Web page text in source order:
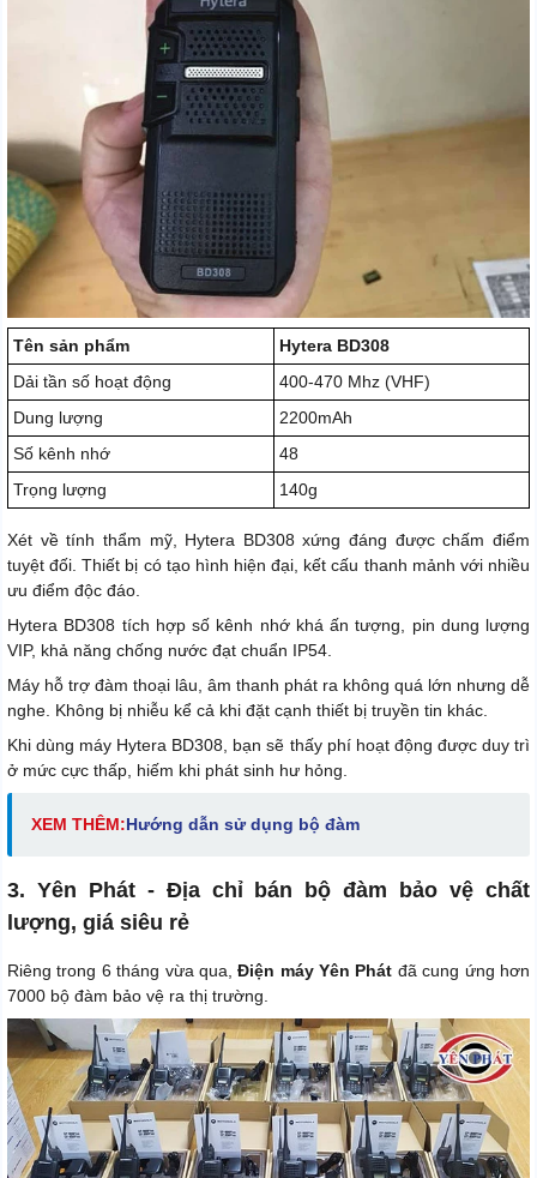
Tên sản phẩm
Hytera BD308
Dải tần số hoạt động
400-470 Mhz (VHF)
Dung lượng
2200mAh
Số kênh nhớ
48
Trọng lượng
140g
Xét về tính thẩm mỹ, Hytera BD308 xứng đáng được chấm điểm
tuyệt đối. Thiết bị có tạo hình hiện đại, kết cấu thanh mảnh với nhiều
ưu điểm độc đáo.
Hytera BD308 tích hợp số kênh nhớ khá ấn tượng, pin dung lượng
VIP, khả năng chống nước đạt chuẩn IP54.
Máy hỗ trợ đàm thoại lâu, âm thanh phát ra không quá lớn nhưng dễ
nghe. Không bị nhiễu kể cả khi đặt cạnh thiết bị truyền tin khác.
Khi dùng máy Hytera BD308, bạn sẽ thấy phí hoạt động được duy trì
ở mức cực thấp, hiếm khi phát sinh hư hỏng.
XEM THÊM:Hướng dẫn sử dụng bộ đàm
3. Yên Phát - Địa chỉ bán bộ đàm bảo vệ chất
lượng, giá siêu rẻ
Riêng trong 6 tháng vừa qua,Điện máy Yên Phát đã cung ứng hơn
7000 bộ đàm bảo vệ ra thị trường.